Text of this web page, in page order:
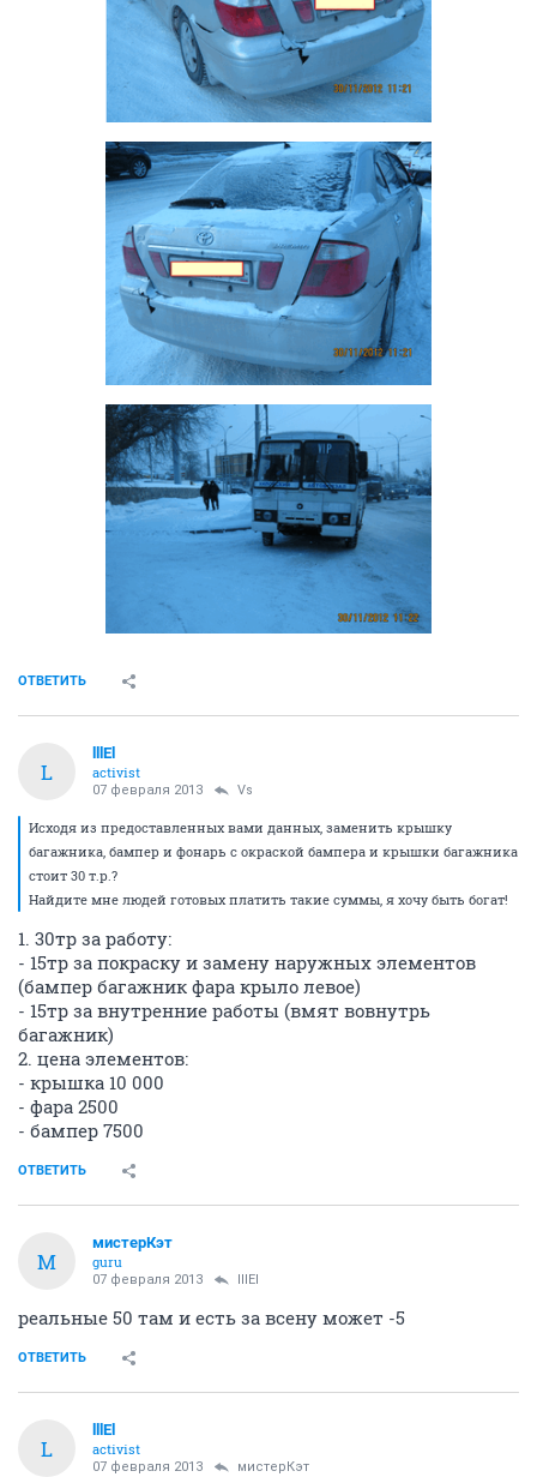
ОТВЕТИТЬ
L
lllEl
activist
07 февраля 2013 Vs
Исходя из предоставленных вами данных, заменить крышку
багажника, бампер и фонарь с окраской бампера и крышки багажника
стоит 30 т.р.?
Найдите мне людей готовых платить такие суммы, я хочу быть богат!
1. 30тр за работу:
- 15тр за покраску и замену наружных элементов
(бампер багажник фара крыло левое)
- 15тр за внутренние работы (вмят вовнутрь
багажник)
2. цена элементов:
- крышка 10 000
- фара 2500
- бампер 7500
ОТВЕТИТЬ
М
мистерКэт
guru
07 февраля 2013 lllEl
реальные 50 там и есть за всену может -5
ОТВЕТИТЬ
L
lllEl
activist
07 февраля 2013 мистерКэт